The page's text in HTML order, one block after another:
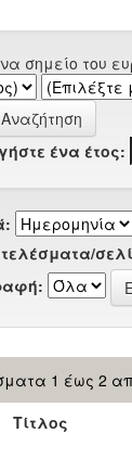
σημείο του
ένα έτος:
1 έως 2
Τίτλος